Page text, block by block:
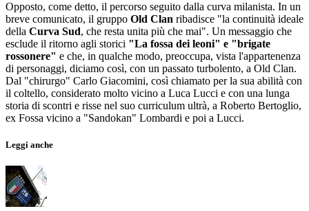
Opposto, come detto, il percorso seguito dalla curva milanista. In un
breve comunicato, il gruppo Old Clan ribadisce "la continuità ideale
della Curva Sud, che resta unita più che mai". Un messaggio che
esclude il ritorno agli storici "La fossa dei leoni" e "brigate
rossonere" e che, in qualche modo, preoccupa, vista l'appartenenza
di personaggi, diciamo così, con un passato turbolento, a Old Clan.
Dal "chirurgo" Carlo Giacomini, così chiamato per la sua abilità con
il coltello, considerato molto vicino a Luca Lucci e con una lunga
storia di scontri e risse nel suo curriculum ultrà, a Roberto Bertoglio,
ex Fossa vicino a "Sandokan" Lombardi e poi a Lucci.
Leggi anche